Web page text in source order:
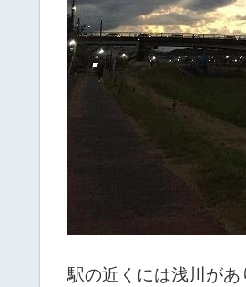
駅の近くには浅川が